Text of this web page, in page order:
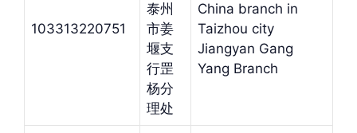
103313220751
泰州
市姜
堰支
行罡
杨分
理处
China branch in
Taizhou city
Jiangyan Gang
Yang Branch